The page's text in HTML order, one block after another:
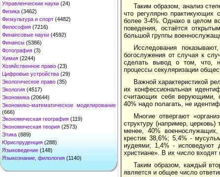
Управленческие науки (24)
Физика (3462)
Физкультура и спорт (4482)
Философия (7216)
Финансовые науки (4592)
Финансы (5386)
Фотография (3)
Химия (2244)
Хозяйственное право (23)
Цифровые устройства (29)
Экологическое право (35)
Экология (4517)
Экономика (20644)
Экономико-математическое моделирование
(666)
Экономическая география (119)
Экономическая теория (2573)
Этика (889)
Юриспруденция (288)
Языковедение (148)
Языкознание, филология (1140)
Таким образом, анализ
что регулярно практикующих
более 3-4%. Однако в целом
поведения, остаётся
большой группы
Исследования
богослужения от случая к
сделать вывод о том, что,
процессы секуляризации
Важной характеристикой
их конфессиональная
считающих себя верующими,
40% надо полагать, не
Многие отвергают
структуру (например,
менее, 40%
крестик 38,6%; 5,4% -
иудеями; 1,4% - исповедуют
христиане». В их число
Таким образом, каждый
является и общее число